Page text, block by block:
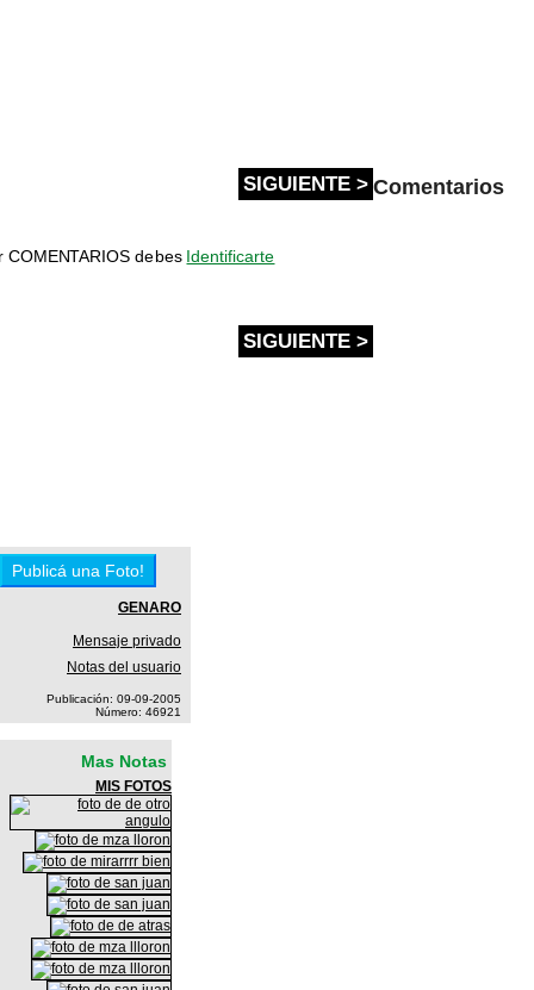
SIGUIENTE > Comentarios
COMENTARIOS debes Identificarte
SIGUIENTE >
GENARO
Mensaje privado
Notas del usuario
Publicación: 09-09-2005
Número: 46921
Mas Notas
MIS FOTOS